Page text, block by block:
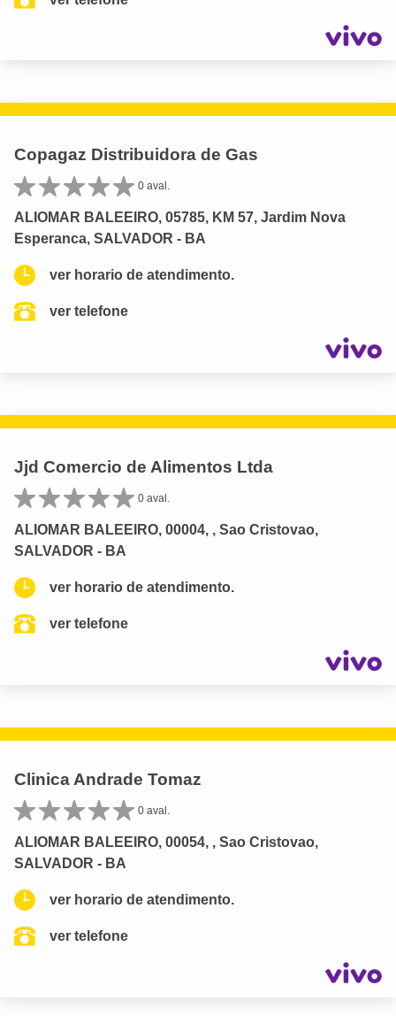
Copagaz Distribuidora de Gas
0 aval.
ALIOMAR BALEEIRO, 05785, KM 57, Jardim Nova
Esperanca, SALVADOR - BA
ver horario de atendimento.
ver telefone
Jjd Comercio de Alimentos Ltda
0 aval.
ALIOMAR BALEEIRO, 00004, , Sao Cristovao,
SALVADOR - BA
ver horario de atendimento.
ver telefone
Clinica Andrade Tomaz
0 aval.
ALIOMAR BALEEIRO, 00054, , Sao Cristovao,
SALVADOR - BA
ver horario de atendimento.
ver telefone